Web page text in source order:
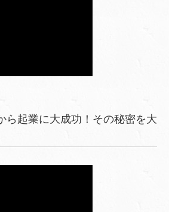
ら起業に大成功！その秘密を大